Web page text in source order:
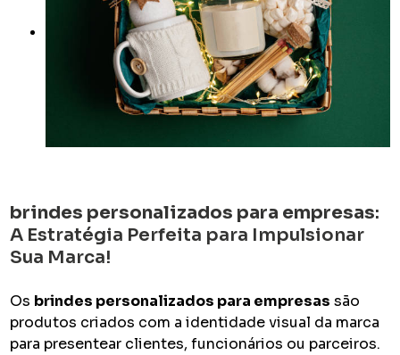
brindes personalizados para empresas:
A Estratégia Perfeita para Impulsionar
Sua Marca!
Os brindes personalizados para empresas são
produtos criados com a identidade visual da marca
para presentear clientes, funcionários ou parceiros.